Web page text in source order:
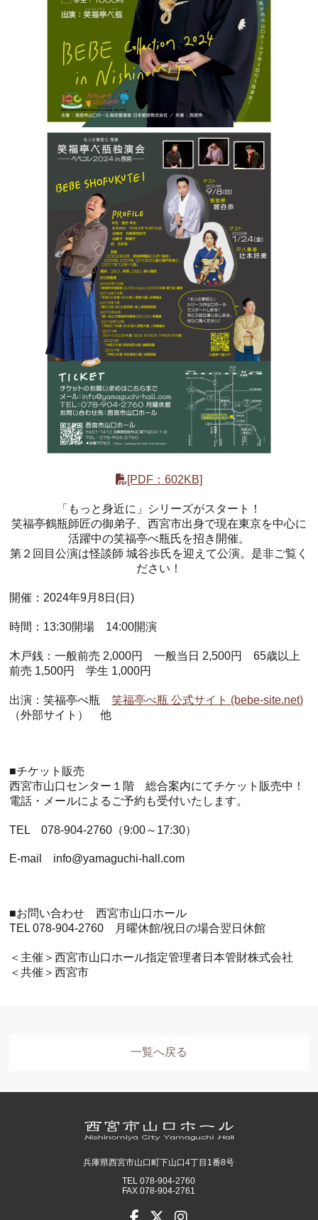
ホール 展示室 控室・その他
[PDF：602KB]
「もっと身近に」シリーズがスタート！
笑福亭鶴瓶師匠の御弟子、西宮市出身で現在東京を中心に
活躍中の笑福亭べ瓶氏を招き開催。
第２回目公演は怪談師 城谷歩氏を迎えて公演。是非ご覧く
ださい！
開催：2024年9月8日(日)
時間：13:30開場 14:00開演
木戸銭：一般前売 2,000円 一般当日 2,500円 65歳以上
前売 1,500円 学生 1,000円
出演：笑福亭べ瓶笑福亭べ瓶 公式サイト (bebe-site.net)
（外部サイト） 他
■チケット販売
西宮市山口センター１階 総合案内にてチケット販売中！
電話・メールによるご予約も受付いたします。
TEL 078-904-2760（9:00～17:30）
E-mail info@yamaguchi-hall.com
■お問い合わせ 西宮市山口ホール
TEL 078-904-2760 月曜休館/祝日の場合翌日休館
＜主催＞西宮市山口ホール指定管理者日本管財株式会社
＜共催＞西宮市
一覧へ戻る
兵庫県西宮市山口町下山口4丁目1番8号
TEL 078-904-2760
FAX 078-904-2761